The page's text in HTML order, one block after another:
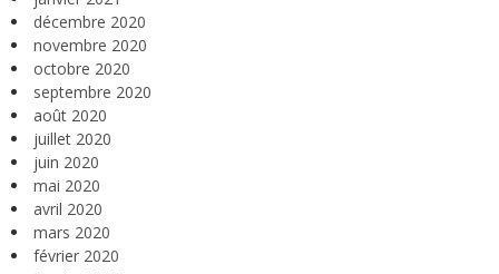
décembre 2020
novembre 2020
octobre 2020
septembre 2020
août 2020
juillet 2020
juin 2020
mai 2020
avril 2020
mars 2020
février 2020